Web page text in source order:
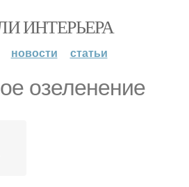
ИНТЕРЬЕРА
новости статьи
озеленение